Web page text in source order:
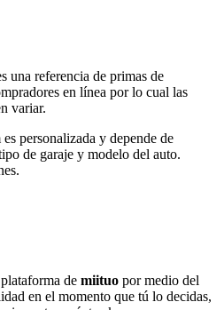
una referencia de primas de
en línea por lo cual las
variar.
personalizada y depende de
de garaje y modelo del auto.
de miituo por medio del
en el momento que tú lo decidas,